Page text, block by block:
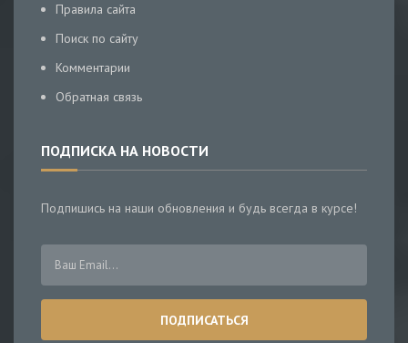
Правила сайта
Поиск по сайту
Комментарии
Обратная связь
ПОДПИСКА НА НОВОСТИ
Подпишись на наши обновления и будь всегда в курсе!